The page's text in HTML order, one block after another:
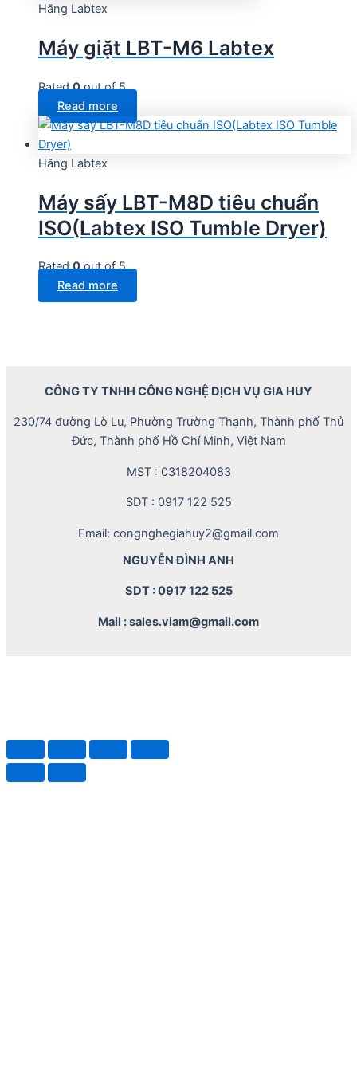
Hãng Labtex
Máy giặt LBT-M6 Labtex
Rated0out of 5
Read more
Hãng Labtex
Máy sấy LBT-M8D tiêu chuẩn
ISO(Labtex ISO Tumble Dryer)
Rated0out of 5
Read more
CÔNG TY TNHH CÔNG NGHỆ DỊCH VỤ GIA HUY
230/74 đường Lò Lu, Phường Trường Thạnh, Thành phố Thủ
Đức, Thành phố Hồ Chí Minh, Việt Nam
MST : 0318204083
SDT : 0917 122 525
Email: congnghegiahuy2@gmail.com
NGUYỄN ĐÌNH ANH
SDT : 0917 122 525
Mail : sales.viam@gmail.com